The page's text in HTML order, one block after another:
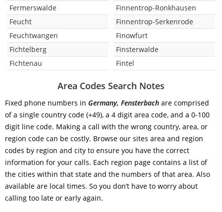
Fermerswalde
Feucht
Feuchtwangen
Fichtelberg
Fichtenau
Finnentrop-Ronkhausen
Finnentrop-Serkenrode
Finowfurt
Finsterwalde
Fintel
Area Codes Search Notes
Fixed phone numbers in Germany, Fensterbach are comprised
of a single country code (+49), a 4 digit area code, and a 0-100
digit line code. Making a call with the wrong country, area, or
region code can be costly. Browse our sites area and region
codes by region and city to ensure you have the correct
information for your calls. Each region page contains a list of
the cities within that state and the numbers of that area. Also
available are local times. So you don’t have to worry about
calling too late or early again.